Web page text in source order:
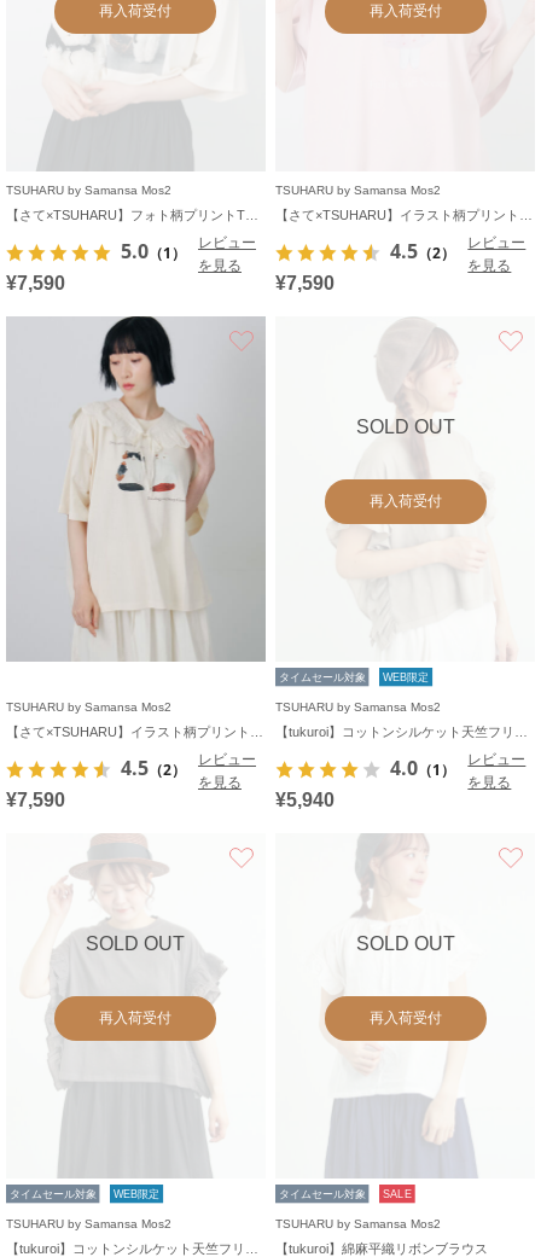
再入荷受付
TSUHARU by Samansa Mos2
5.0 （1）
レビュー
を見る
¥7,590
再入荷受付
TSUHARU by Samansa Mos2
4.5 （2）
レビュー
を見る
¥7,590
TSUHARU by Samansa Mos2
4.5 （2）
レビュー
を見る
¥7,590
SOLD OUT
再入荷受付
タイムセール対象 WEB限定
TSUHARU by Samansa Mos2
4.0 （1）
レビュー
を見る
¥5,940
SOLD OUT
再入荷受付
タイムセール対象 WEB限定
TSUHARU by Samansa Mos2
SOLD OUT
再入荷受付
タイムセール対象 SALE
TSUHARU by Samansa Mos2
【tukuroi】綿麻平織リボンブラウス